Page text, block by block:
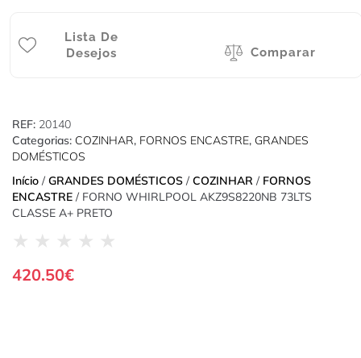
Lista De
Desejos
Comparar
REF: 20140
Categorias: COZINHAR, FORNOS ENCASTRE, GRANDES
DOMÉSTICOS
Início / GRANDES DOMÉSTICOS / COZINHAR / FORNOS
ENCASTRE / FORNO WHIRLPOOL AKZ9S8220NB 73LTS
CLASSE A+ PRETO
★ ★ ★ ★ ★
420.50€